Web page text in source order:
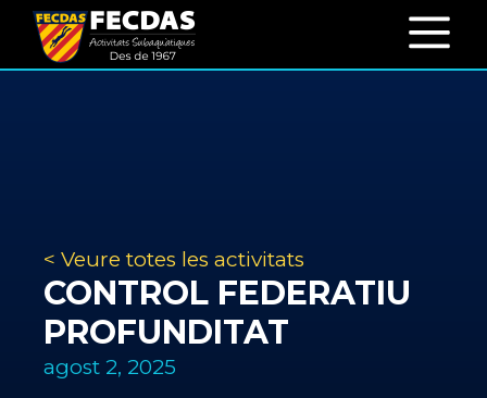
< Veure totes les activitats
CONTROL FEDERATIU
PROFUNDITAT
agost 2, 2025